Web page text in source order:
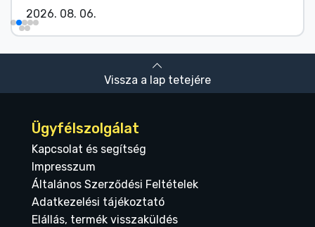
2026. 08. 06.
Vissza a lap tetejére
Ügyfélszolgálat
Kapcsolat és segítség
Impresszum
Általános Szerződési Feltételek
Adatkezelési tájékoztató
Elállás, termék visszaküldés